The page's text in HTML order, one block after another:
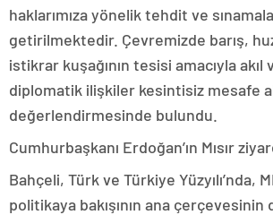
haklarımıza yönelik tehdit ve
getirilmektedir. Çevremizde barış,
istikrar kuşağının tesisi amacıyla
diplomatik ilişkiler kesintisiz mesafe
değerlendirmesinde bulundu.
Cumhurbaşkanı Erdoğan’ın Mısır
Bahçeli, Türk ve Türkiye Yüzyılı’nda,
politikaya bakışının ana çerçevesinin